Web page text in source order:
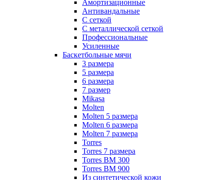
Амортизационные
Антивандальные
С сеткой
С металлической сеткой
Профессиональные
Усиленные
Баскетбольные мячи
3 размера
5 размера
6 размера
7 размер
Mikasa
Molten
Molten 5 размера
Molten 6 размера
Molten 7 размера
Torres
Torres 7 размера
Torres BM 300
Torres BM 900
Из синтетической кожи